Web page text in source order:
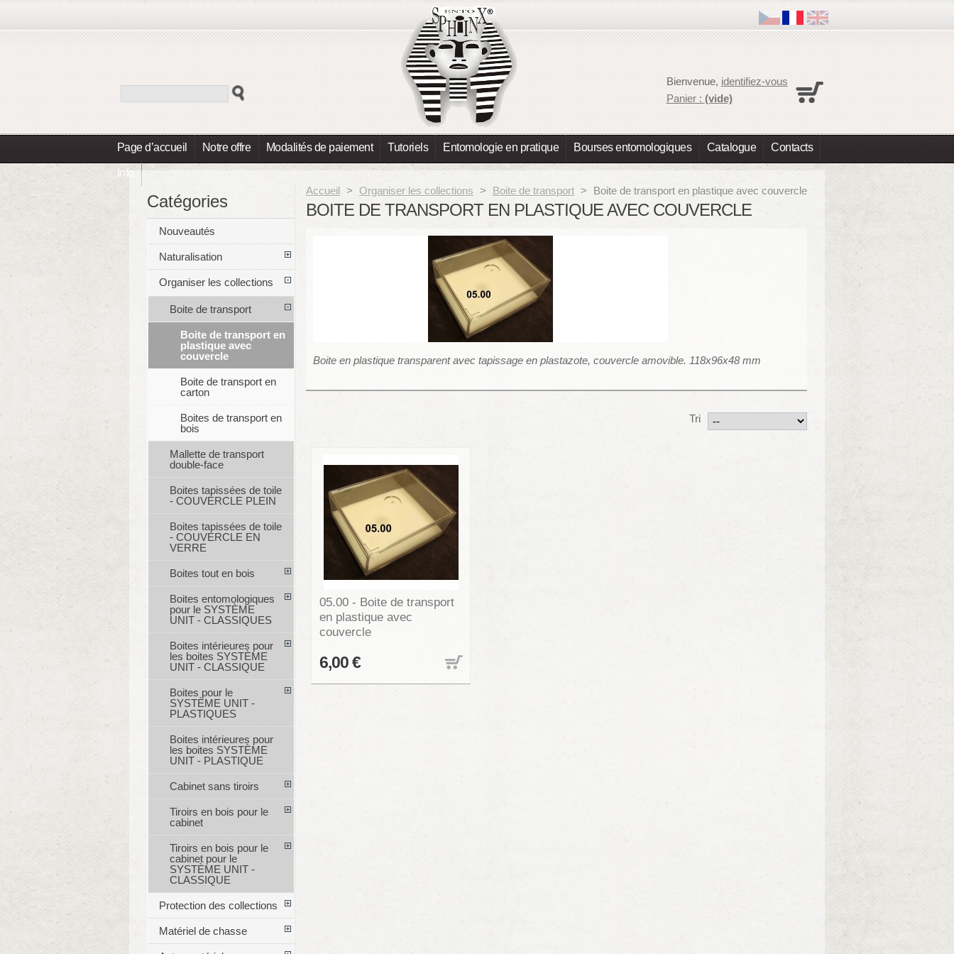
Page d’accueil Notre offre Modalités de paiement Tutoriels Entomologie en pratique Bourses entomologiques Catalogue Contacts
Info
Bienvenue, identifiez-vous
Panier : (vide)
Accueil > Organiser les collections > Boite de transport > Boite de transport en plastique avec couvercle
BOITE DE TRANSPORT EN PLASTIQUE AVEC COUVERCLE
Boite en plastique transparent avec tapissage en plastazote, couvercle amovible. 118x96x48 mm
Tri
05.00 - Boite de transport
en plastique avec
couvercle
6,00 €
Catégories
Nouveautés
Naturalisation
Organiser les collections
Boite de transport
Boite de transport en
plastique avec
couvercle
Boite de transport en
carton
Boites de transport en
bois
Mallette de transport
double-face
Boites tapissées de toile
- COUVERCLE PLEIN
Boites tapissées de toile
- COUVERCLE EN
VERRE
Boites tout en bois
Boites entomologiques
pour le SYSTÈME
UNIT - CLASSIQUES
Boites intérieures pour
les boites SYSTÈME
UNIT - CLASSIQUE
Boites pour le
SYSTÈME UNIT -
PLASTIQUES
Boites intérieures pour
les boites SYSTÈME
UNIT - PLASTIQUE
Cabinet sans tiroirs
Tiroirs en bois pour le
cabinet
Tiroirs en bois pour le
cabinet pour le
SYSTÈME UNIT -
CLASSIQUE
Protection des collections
Matériel de chasse
Aucun produit
Total 0,00 €
Les prix sont HT